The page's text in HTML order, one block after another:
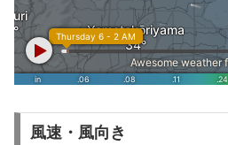
風速・風向き